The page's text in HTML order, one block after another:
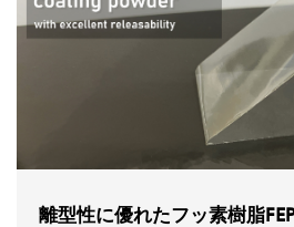
離型性に優れたフッ素樹脂